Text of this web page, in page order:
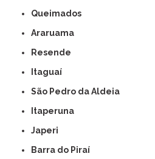
Queimados
Araruama
Resende
Itaguaí
São Pedro da Aldeia
Itaperuna
Japeri
Barra do Piraí